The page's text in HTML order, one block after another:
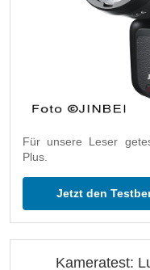
Für unsere Leser
Plus.
Jetzt den
Kameratest: